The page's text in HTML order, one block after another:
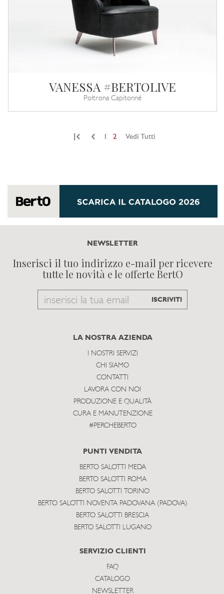
VANESSA #BERTOLIVE
Poltrona Capitonné
1 2 Vedi Tutti
NEWSLETTER
Inserisci il tuo indirizzo e-mail per ricevere
tutte le novità e le offerte BertO
Email
subscribe
ISCRIVITI
LA NOSTRA AZIENDA
I NOSTRI SERVIZI
CHI SIAMO
CONTATTI
LAVORA CON NOI
PRODUZIONE E QUALITÀ
CURA E MANUTENZIONE
#PERCHEBERTO
PUNTI VENDITA
BERTO SALOTTI MEDA
BERTO SALOTTI ROMA
BERTO SALOTTI TORINO
BERTO SALOTTI NOVENTA PADOVANA (PADOVA)
BERTO SALOTTI BRESCIA
BERTO SALOTTI LUGANO
SERVIZIO CLIENTI
FAQ
CATALOGO
NEWSLETTER